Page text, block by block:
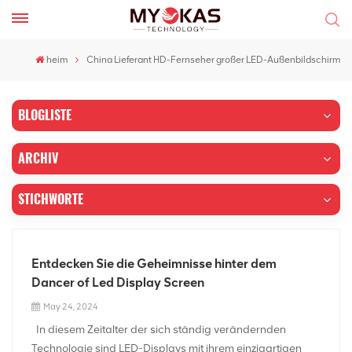
heim China Lieferant HD-Fernseher großer LED-Außenbildschirm
BLOGLISTE
ARCHIV
STICHWORTE
Entdecken Sie die Geheimnisse hinter dem
Dancer of Led Display Screen
May 24, 2024
In diesem Zeitalter der sich ständig verändernden
Technologie sind LED-Displays mit ihrem einzigartigen